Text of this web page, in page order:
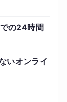
の24時間
いオンライ